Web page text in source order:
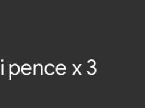
pence x 3